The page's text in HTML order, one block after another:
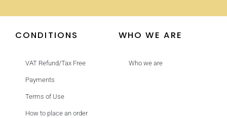
CONDITIONS
VAT Refund/Tax Free
Payments
Terms of Use
How to place an order
WHO WE ARE
Who we are